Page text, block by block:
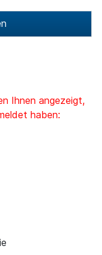
Ihnen angezeigt,
haben: